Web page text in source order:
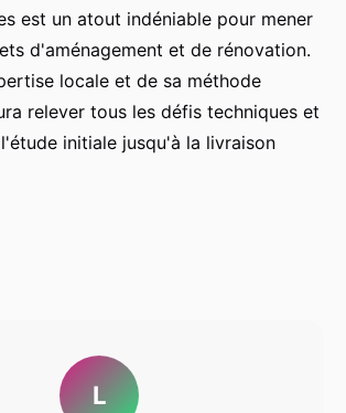
est un atout indéniable pour mener
d'aménagement et de rénovation.
locale et de sa méthode
relever tous les défis techniques et
initiale jusqu'à la livraison
L